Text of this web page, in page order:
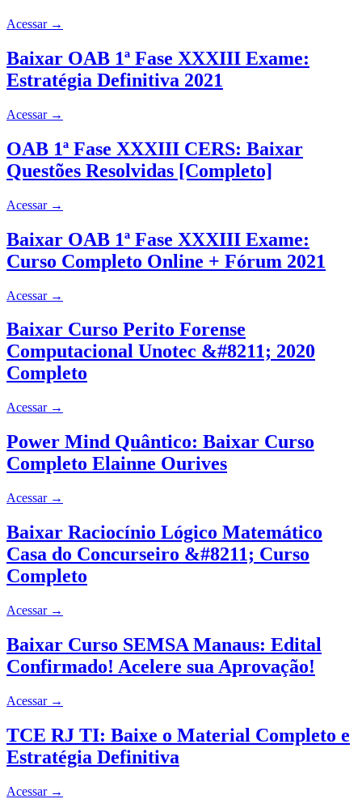
Acessar →
Baixar OAB 1ª Fase XXXIII Exame:
Estratégia Definitiva 2021
Acessar →
OAB 1ª Fase XXXIII CERS: Baixar
Questões Resolvidas [Completo]
Acessar →
Baixar OAB 1ª Fase XXXIII Exame:
Curso Completo Online + Fórum 2021
Acessar →
Baixar Curso Perito Forense
Computacional Unotec &#8211; 2020
Completo
Acessar →
Power Mind Quântico: Baixar Curso
Completo Elainne Ourives
Acessar →
Baixar Raciocínio Lógico Matemático
Casa do Concurseiro &#8211; Curso
Completo
Acessar →
Baixar Curso SEMSA Manaus: Edital
Confirmado! Acelere sua Aprovação!
Acessar →
TCE RJ TI: Baixe o Material Completo e
Estratégia Definitiva
Acessar →